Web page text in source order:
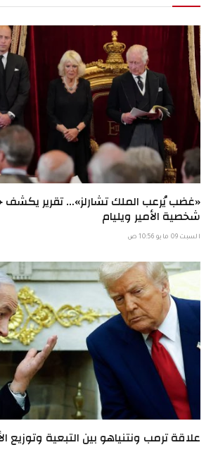
«غضب يُرعب الملك تشارلز»… تقرير يكشف
شخصية الأمير ويليام
السبت 09 مايو 10:56 ص
علاقة ترمب ونتنياهو بين التبعية وتوزيع